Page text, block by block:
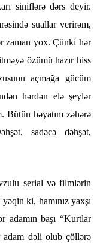
siniflərə dərs deyir.
suallar verirəm,
zaman yox. Çünki hər
özümü hazır hiss
açmağa gücüm
hərdən elə şeylər
Bütün həyatım zəhərə
sadəcə dəhşət,
serial və filmlərin
ki, hamınız yaxşı
adamın başı “Kurtlar
adam dəli olub çöllərə